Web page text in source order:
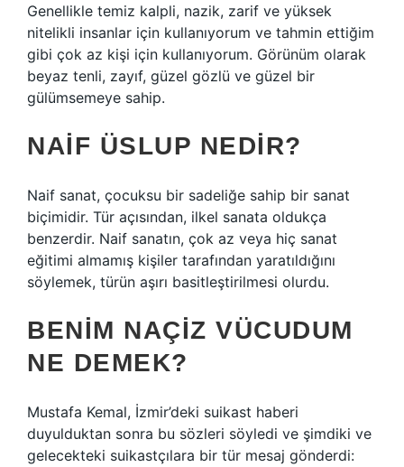
Genellikle temiz kalpli, nazik, zarif ve yüksek
nitelikli insanlar için kullanıyorum ve tahmin ettiğim
gibi çok az kişi için kullanıyorum. Görünüm olarak
beyaz tenli, zayıf, güzel gözlü ve güzel bir
gülümsemeye sahip.
NAIF ÜSLUP NEDIR?
Naif sanat, çocuksu bir sadeliğe sahip bir sanat
biçimidir. Tür açısından, ilkel sanata oldukça
benzerdir. Naif sanatın, çok az veya hiç sanat
eğitimi almamış kişiler tarafından yaratıldığını
söylemek, türün aşırı basitleştirilmesi olurdu.
BENIM NAÇIZ VÜCUDUM
NE DEMEK?
Mustafa Kemal, İzmir’deki suikast haberi
duyulduktan sonra bu sözleri söyledi ve şimdiki ve
gelecekteki suikastçılara bir tür mesaj gönderdi: